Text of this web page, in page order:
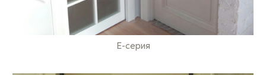
E-серия